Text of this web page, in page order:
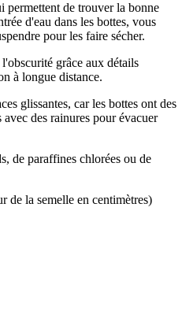
permettent de trouver la bonne
d'eau dans les bottes, vous
pour les faire sécher.
grâce aux détails
à longue distance.
glissantes, car les bottes ont des
avec des rainures pour évacuer
de paraffines chlorées ou de
la semelle en centimètres)